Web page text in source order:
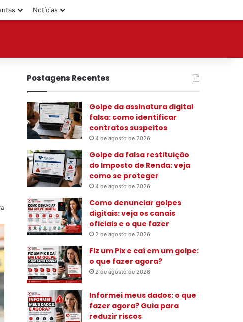
Notícias
Postagens Recentes
Golpe da assinatura digital
falsa: como identificar
contratos suspeitos
4 de agosto de 2026
Golpe da falsa restituição
do Imposto de Renda: veja
como se proteger
4 de agosto de 2026
Como denunciar golpes
digitais: veja os canais
oficiais e o que fazer
2 de agosto de 2026
Fiz um Pix e caí em um golpe:
o que fazer agora?
2 de agosto de 2026
Informei meus dados: o que
fazer agora? Guia para
reduzir riscos